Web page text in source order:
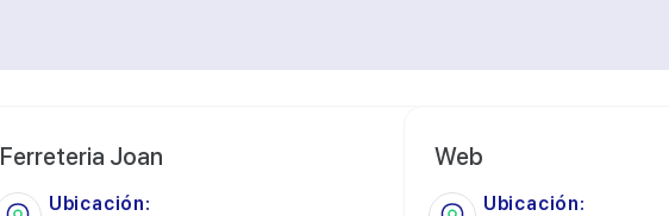
Ferreteria Joan
Ubicación:
Web
Ubicación: